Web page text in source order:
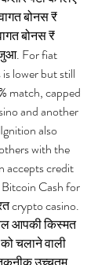
बोनस ₹
बोनस ₹
For fiat
lower but still
match, capped
and another
also
with the
accepts credit
Cash for
crypto casino.
आपकी किस्मत
चलाने वाली